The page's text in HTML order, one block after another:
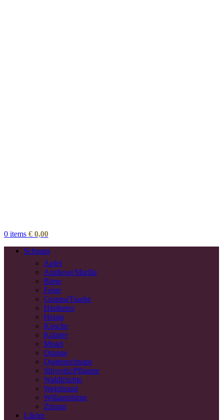
0 items € 0,00
Schnaps
Apfel
Aprikose/Marille
Birne
Feige
Grappa/Traube
Himbeere
Honig
Kirsche
Kräuter
Mistel
Orange
Quittenschnaps
Slivovitz/Pflaume
Waldfrüchte
Weinbrand
Williamsbirne
Zitrone
Liköre